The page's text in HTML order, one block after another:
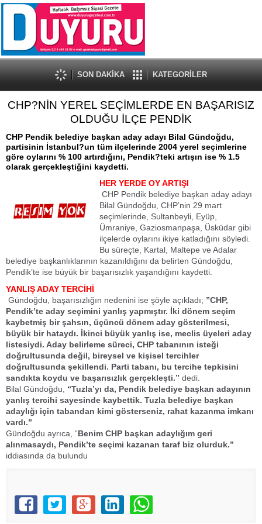
SON DAKİKA KATEGORİLER
CHP?NİN YEREL SEÇİMLERDE EN BAŞARISIZ
OLDUĞU İLÇE PENDİK
CHP Pendik belediye başkan aday adayı Bilal Gündoğdu,
partisinin İstanbul?un tüm ilçelerinde 2004 yerel seçimlerine
göre oylarını % 100 artırdığını, Pendik?teki artışın ise % 1.5
olarak gerçekleştiğini kaydetti.
HER YERDE OY ARTIŞI
CHP Pendik belediye başkan aday adayı
Bilal Gündoğdu, CHP’nin 29 mart
seçimlerinde, Sultanbeyli, Eyüp,
Ümraniye, Gaziosmanpaşa, Üsküdar gibi
ilçelerde oylarını ikiye katladığını söyledi.
Bu süreçte, Kartal, Maltepe ve Adalar
belediye başkanlıklarının kazanıldığını da belirten Gündoğdu,
Pendik’te ise büyük bir başarısızlık yaşandığını kaydetti.
YANLIŞ ADAY TERCİHİ
Gündoğdu, başarısızlığın nedenini ise şöyle açıkladı; ”CHP,
Pendik’te aday seçimini yanlış yapmıştır. İki dönem seçim
kaybetmiş bir şahsın, üçüncü dönem aday gösterilmesi,
büyük bir hataydı. İkinci büyük yanlış ise, meclis üyeleri aday
listesiydi. Aday belirleme süreci, CHP tabanının isteği
doğrultusunda değil, bireysel ve kişisel tercihler
doğrultusunda şekillendi. Parti tabanı, bu tercihe tepkisini
sandıkta koydu ve başarısızlık gerçekleşti.” dedi.
Bilal Gündoğdu, “Tuzla’yı da, Pendik belediye başkan adayının
yanlış tercihi sayesinde kaybettik. Tuzla belediye başkan
adaylığı için tabandan kimi gösterseniz, rahat kazanma imkanı
vardı.”
Gündoğdu ayrıca, “Benim CHP başkan adaylığım geri
alınmasaydı, Pendik’te seçimi kazanan taraf biz olurduk.”
iddiasında da bulundu